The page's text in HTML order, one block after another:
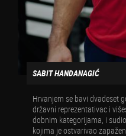
SABIT HANDANAGIĆ
Hrvanjem se bavi dvadeset
državni reprezentativac i
dobnim kategorijama, i
kojima je ostvarivao